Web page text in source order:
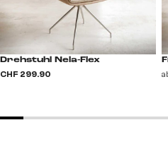
Drehstuhl Nela-Flex
CHF 299.90